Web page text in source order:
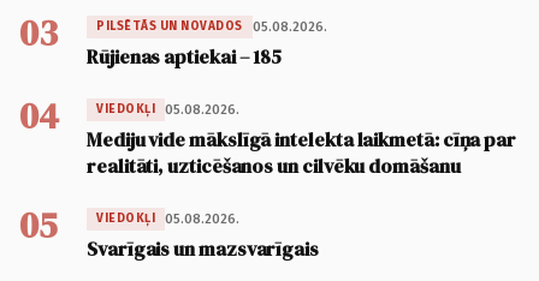
03 PILSĒTĀS UN NOVADOS 05.08.2026.
Rūjienas aptiekai – 185
04 VIEDOKĻI 05.08.2026.
Mediju vide mākslīgā intelekta laikmetā: cīņa par
realitāti, uzticēšanos un cilvēku domāšanu
05 VIEDOKĻI 05.08.2026.
Svarīgais un mazsvarīgais